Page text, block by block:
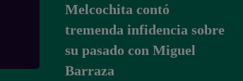
Melcochita contó
tremenda infidencia sobre
su pasado con Miguel
Barraza